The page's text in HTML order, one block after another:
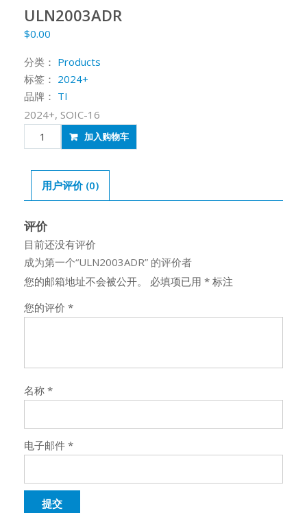
ULN2003ADR
$0.00
分类： Products
标签： 2024+
品牌： TI
2024+, SOIC-16
ULN2003ADR
数
加入购物车
用户评价 (0)
评价
目前还没有评价
成为第一个“ULN2003ADR” 的评价者
您的邮箱地址不会被公开。
必填项已用 * 标注
您的评价 *
名称 *
电子邮件 *